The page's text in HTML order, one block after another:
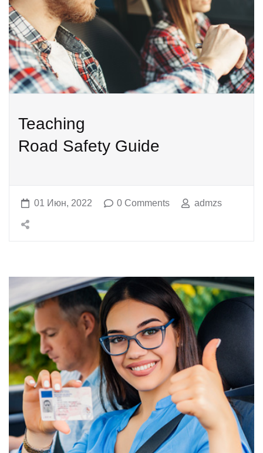
Teaching
Road Safety Guide
01 Июн, 2022 0 Comments admzs